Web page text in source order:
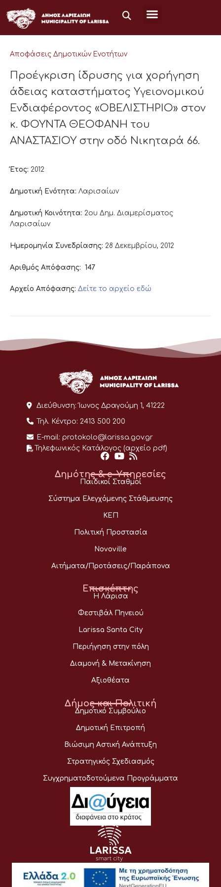
στο
περιεχόμενο
Αποφάσεις Δημοτικών Ενοτήτων
Προέγκριση ίδρυσης για χορήγηση
άδειας καταστήματος Υγειονομικού
Ενδιαφέροντος «ΟΒΕΛΙΣΤΗΡΙΟ» στον
κ. ΦΟΥΝΤΑ ΘΕΟΦΑΝΗ του
ΑΝΑΣΤΑΣΙΟΥ στην οδό Νικηταρά 66.
Έτος: 2012
Δημοτική Ενότητα: Λαρισαίων
Δημοτική Κοινότητα: 2ου Δημ. Διαμερίσματος
Λαρισαίων
Ημερομηνία Συνεδρίασης: 28 Δεκεμβρίου, 2012
Αριθμός Απόφασης: 147
Αρχείο Απόφασης: Δείτε το αρχείο εδώ
Διεύθυνση: Ίωνος Δραγούμη 1, 41222
Τηλ. Κέντρο: 2413 500 200
E-mail: protokolo@larissa.gov.gr
Τηλεφωνικός Κατάλογος (αρχείο pdf)
Δημότης & e-Υπηρεσίες
Παιδικοί Σταθμοί
Σύστημα Ελεγχόμενης Στάθμευσης
ΚΕΠ
Πολιτική Προστασία
Novoville
Αιτήματα/Προτάσεις/Παράπονα
Επισκέπτης
Η Λάρισα
Φεστιβάλ Πηνειού
Larissa Santa City
Περιήγηση στην πόλη
Διαμονή & Μετακίνηση
Αξιοθέατα
Δήμος και Πολιτική
Δημοτικό Συμβούλιο
Δημοτική Επιτροπή
Βιώσιμη Αστική Ανάπτυξη
Στρατηγικός Σχεδιασμός
Συγχρηματοδοτούμενα Προγράμματα